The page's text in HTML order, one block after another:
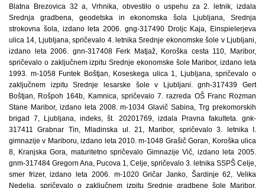
Blatna Brezovica 32 a, Vrhnika, obvestilo o uspehu za 2. letnik, izdala
Srednja gradbena, geodetska in ekonomska šola Ljubljana, Srednja
strokovna šola, izdano leta 2006. gng-317490 Droljc Kaja, Einspielerjeva
ulica 14, Ljubljana, spričevalo 4. letnika Srednje ekonomske šole v Ljubljani,
izdano leta 2006. gnn-317408 Ferk Matjaž, Koroška cesta 110, Maribor,
spričevalo o zaključnem izpitu Srednje ekonomske šole Maribor, izdano leta
1993. m-1058 Funtek Boštjan, Koseskega ulica 1, Ljubljana, spričevalo o
zaključnem izpitu Srednje lesarske šole v Ljubljani. gnh-317439 Gert
Boštjan, Rošpoh 164b, Kamnica, spričevalo 7. razreda OŠ Franc Rozman
Stane Maribor, izdano leta 2008. m-1034 Glavič Sabina, Trg prekomorskih
brigad 7, Ljubljana, indeks, št. 20201769, izdala Pravna fakulteta. gnk-
317411 Grabnar Tin, Mladinska ul. 21, Maribor, spričevalo 3. letnika I.
gimnazije v Mariboru, izdano leta 2010. m-1048 Grašič Goran, Koroška ulica
8, Kranjska Gora, maturitetno spričevalo Gimnazije Vič, izdano leta 2005.
gnm-317484 Gregorn Ana, Pucova 1, Celje, spričevalo 3. letnika SSPŠ Celje,
smer frizer, izdano leta 2006. m-1020 Gričar Janko, Šardinje 62, Velika
Nedelja, spričevalo o zaključnem izpitu Srednje gradbene šole Maribor,